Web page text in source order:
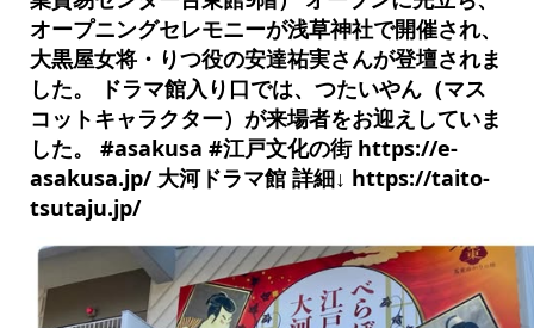
オープニングセレモニーが浅草神社で開催され、
大黒屋女将・りつ役の安達祐実さんが登壇されま
した。 ドラマ館入り口では、つたいやん（マス
コットキャラクター）が来場者をお迎えしていま
した。 #asakusa #江戸文化の街 https://e-
asakusa.jp/ 大河ドラマ館 詳細↓ https://taito-
tsutaju.jp/